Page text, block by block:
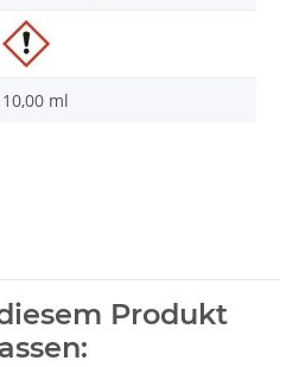
10,00 ml
Produkt